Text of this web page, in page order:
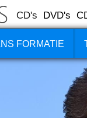
CD's DVD's
FORMATIE